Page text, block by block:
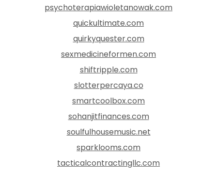
psychoterapiawioletanowak.com
quickultimate.com
quirkyquester.com
sexmedicineformen.com
shiftripple.com
slotterpercaya.co
smartcoolbox.com
sohanjitfinances.com
soulfulhousemusic.net
sparklooms.com
tacticalcontractingllc.com